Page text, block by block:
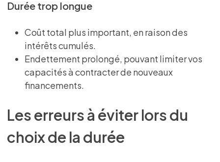
Durée trop longue
Coût total plus important, en raison des
intérêts cumulés.
Endettement prolongé, pouvant limiter vos
capacités à contracter de nouveaux
financements.
Les erreurs à éviter lors du
choix de la durée